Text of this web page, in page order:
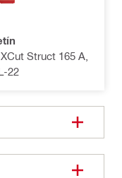
Struct 165 A,
22